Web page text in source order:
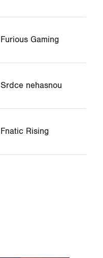
Furious Gaming
Srdce nehasnou
Fnatic Rising